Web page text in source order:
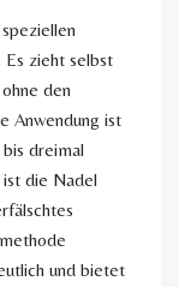
Es zieht selbst
den
Anwendung ist
dreimal
ist die Nadel
und bietet